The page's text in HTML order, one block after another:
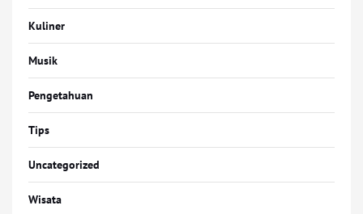
Kuliner
Musik
Pengetahuan
Tips
Uncategorized
Wisata